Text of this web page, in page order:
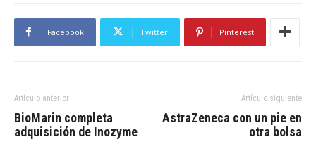
Facebook Twitter Pinterest
Artículo anterior
BioMarin completa
adquisición de Inozyme
Artículo siguiente
AstraZeneca con un pie en
otra bolsa